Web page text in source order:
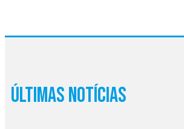
Últimas Notícias